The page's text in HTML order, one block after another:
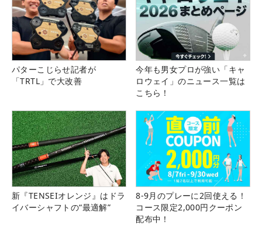
パターこじらせ記者が
「TRTL」で大改善
今年も男女プロが強い「キャ
ロウェイ」のニュース一覧は
こちら！
新『TENSEIオレンジ』はドラ
イバーシャフトの“最適解”
8-9月のプレーに2回使える！
コース限定2,000円クーポン
配布中！